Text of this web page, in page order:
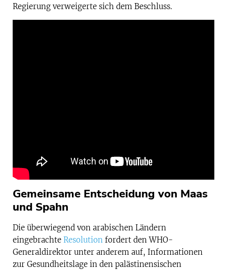
Regierung verweigerte sich dem Beschluss.
Gemeinsame Entscheidung von Maas
und Spahn
Die überwiegend von arabischen Ländern
eingebrachte Resolution fordert den WHO-
Generaldirektor unter anderem auf, Informationen
zur Gesundheitslage in den palästinensischen